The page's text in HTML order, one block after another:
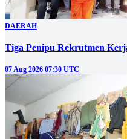
DAERAH
Tiga Penipu Rekrutmen
07 Aug 2026 07:30 UTC